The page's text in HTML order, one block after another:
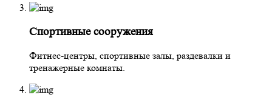
Спортивные сооружения
Фитнес-центры, спортивные залы, раздевалки и
тренажерные комнаты.